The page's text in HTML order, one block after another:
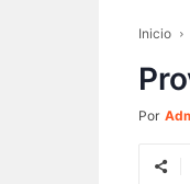
Inicio
Por